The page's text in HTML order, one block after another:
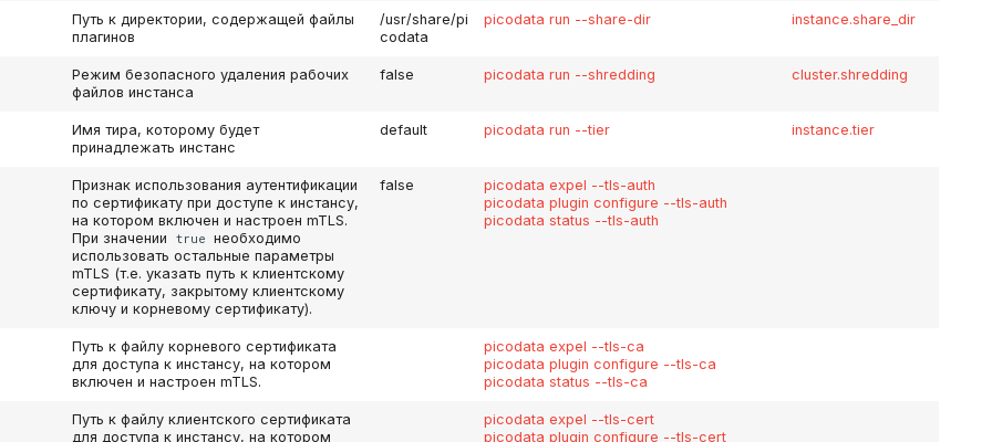
Путь к директории, содержащей файлы
плагинов
/usr/share/pi
codata
picodata run --share-dir instance.share_dir
Режим безопасного удаления рабочих
файлов инстанса
false picodata run --shredding cluster.shredding
Имя тира, которому будет
принадлежать инстанс
default picodata run --tier instance.tier
Признак использования аутентификации
по сертификату при доступе к инстансу,
на котором включен и настроен mTLS.
При значении
true необходимо
использовать остальные параметры
mTLS (т.е. указать путь к клиентскому
сертификату, закрытому клиентскому
ключу и корневому сертификату).
false
picodata expel --tls-auth
picodata plugin configure --tls-auth
picodata status --tls-auth
Путь к файлу корневого сертификата
для доступа к инстансу, на котором
включен и настроен mTLS.
picodata expel --tls-ca
picodata plugin configure --tls-ca
picodata status --tls-ca
Путь к файлу клиентского сертификата
для доступа к инстансу, на котором
picodata expel --tls-cert
picodata plugin configure --tls-cert